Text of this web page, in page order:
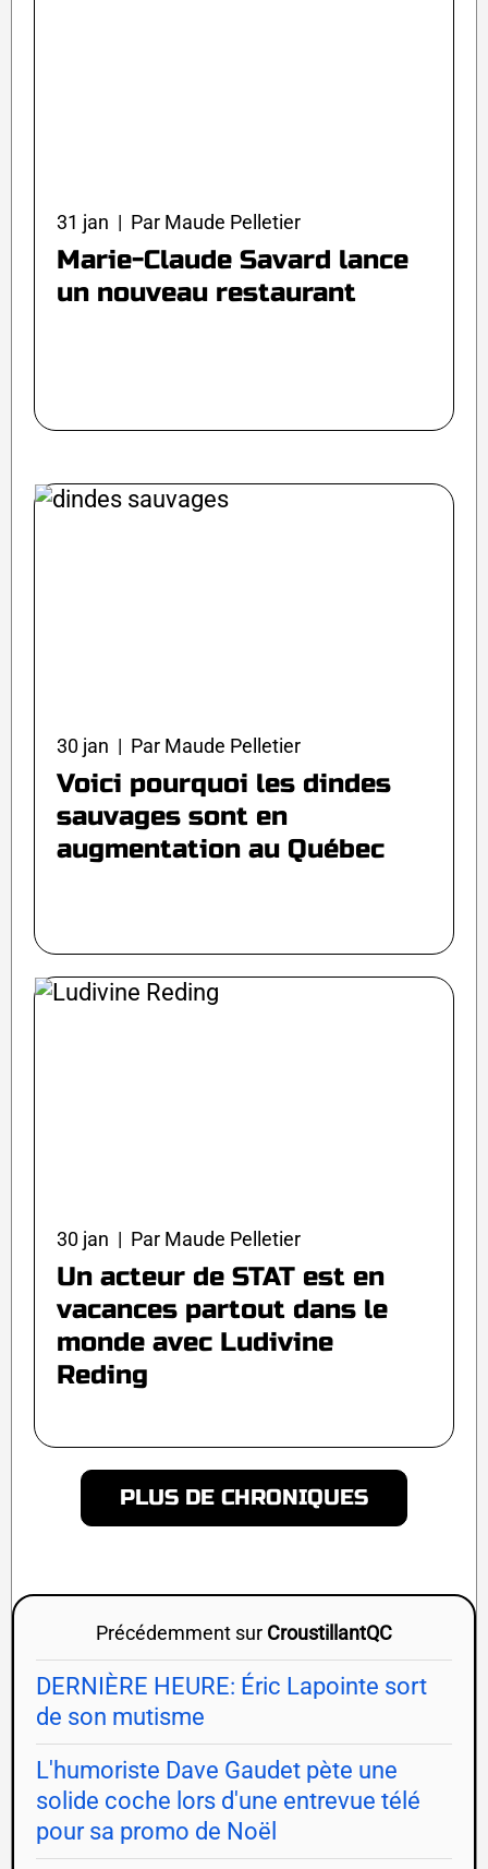
31 jan | Par Maude Pelletier
Marie-Claude Savard lance
un nouveau restaurant
30 jan | Par Maude Pelletier
Voici pourquoi les dindes
sauvages sont en
augmentation au Québec
30 jan | Par Maude Pelletier
Un acteur de STAT est en
vacances partout dans le
monde avec Ludivine
Reding
PLUS DE CHRONIQUES
Précédemment sur CroustillantQC
DERNIÈRE HEURE: Éric Lapointe sort
de son mutisme
L'humoriste Dave Gaudet pète une
solide coche lors d'une entrevue télé
pour sa promo de Noël